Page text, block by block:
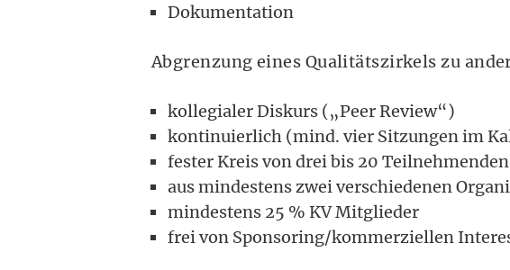
Dokumentation
Abgrenzung eines Qualitätszirkels zu
kollegialer Diskurs („Peer Review“)
kontinuierlich (mind. vier Sitzungen im
fester Kreis von drei bis 20 Teilnehmenden
aus mindestens zwei verschiedenen
mindestens 25 % KV Mitglieder
frei von Sponsoring/kommerziellen